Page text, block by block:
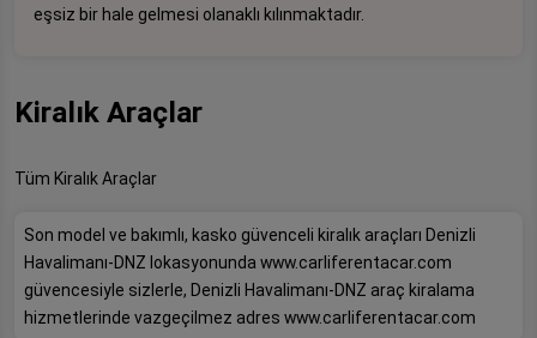
eşsiz bir hale gelmesi olanaklı kılınmaktadır.
Kiralık Araçlar
Tüm Kiralık Araçlar
Son model ve bakımlı, kasko güvenceli kiralık araçları Denizli
Havalimanı-DNZ lokasyonunda www.carliferentacar.com
güvencesiyle sizlerle, Denizli Havalimanı-DNZ araç kiralama
hizmetlerinde vazgeçilmez adres www.carliferentacar.com